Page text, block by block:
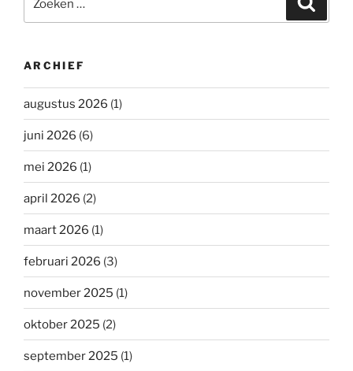
naar:
ARCHIEF
augustus 2026 (1)
juni 2026 (6)
mei 2026 (1)
april 2026 (2)
maart 2026 (1)
februari 2026 (3)
november 2025 (1)
oktober 2025 (2)
september 2025 (1)